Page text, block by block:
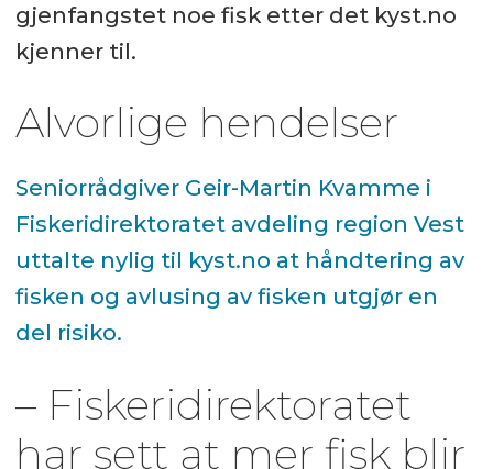
gjenfangstet noe fisk etter det kyst.no
kjenner til.
Alvorlige hendelser
Seniorrådgiver Geir-Martin Kvamme i
Fiskeridirektoratet avdeling region Vest
uttalte nylig til kyst.no at håndtering av
fisken og avlusing av fisken utgjør en
del risiko.
– Fiskeridirektoratet
har sett at mer fisk blir